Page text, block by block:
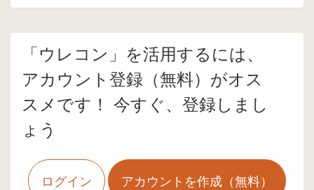
「ウレコン」を活用するには、
アカウント登録（無料）がオス
スメです！ 今すぐ、登録しまし
ょう
ログイン アカウントを作成（無料）